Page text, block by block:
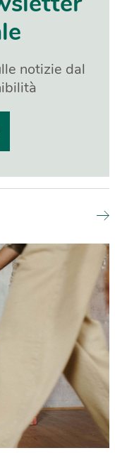
notizie dal